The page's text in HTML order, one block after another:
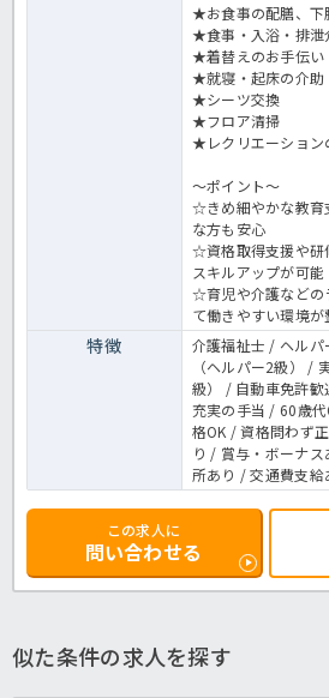
★お食事の配膳、下
★食事・入浴・排泄
★着替えのお手伝い
★就寝・起床の介助
★シーツ交換
★フロア清掃
★レクリエーション
～ポイント～
☆きめ細やかな教育
な方も安心
☆資格取得支援や研
スキルアップが可能
☆育児や介護などの
て働きやすい環境
特徴
介護福祉士 / ヘル
（ヘルパー2級） /
級） / 自動車免許
充実の手当 / 60歳
格OK / 資格問わず
り / 賞与・ボーナ
所あり / 交通費支給
この求人に
問い合わせる
似た条件の求人を探す